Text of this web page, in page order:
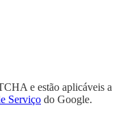
e estão aplicáveis a
Serviço do Google.